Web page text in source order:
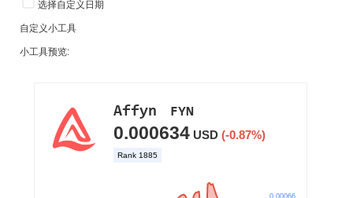
选择自定义日期
自定义小工具
小工具预览: